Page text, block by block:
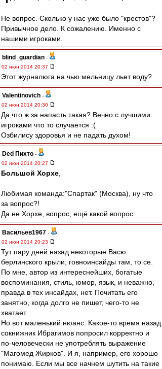
Не вопрос. Сколько у нас уже было "крестов"?
Привычное дело. К сожалению. Именно с
нашими игроками.
blind_guardian -
02 июн 2014 20:37
Этот журналюга на чью мельницу льет воду?
Valentinovich -
02 июн 2014 20:30
Да что ж за напасть такая? Вечно с лучшими
игроками что то случается :(
Озбилису здоровья и не падать духом!
Ded Пихто -
02 июн 2014 20:27
Большой Хорхе
Любимая команда:"Спартак" (Москва), ну что
за вопрос?!
Да не Хорхе, вопрос, ещё какой вопрос.
Васильев1967 -
02 июн 2014 20:23
Тут пару дней назад некоторые Васю
берлинского крыли, говноинсайды там, то се.
По мне, автор из интереснейших, богатые
воспоминания, стиль, юмор, язык, и неважно,
правда в тех инсайдах, нет. Почитать его
занятно, когда долго не пишет, чего-то не
хватает.
Но вот маленький нюанс. Какое-то время назад
сокнижник Ибрагимов попросил корректно и
по-человечески не употреблять выражение
"Магомед Жирков". И я, например, его хорошо
понимаю. Если мы все начнем шутить на такие